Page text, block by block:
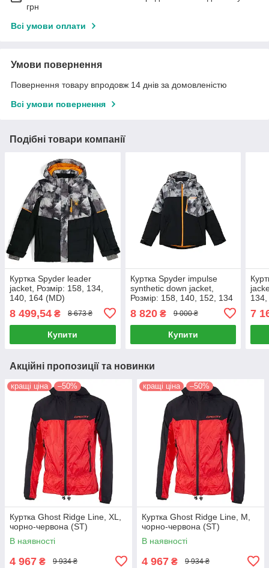
грн
Всі умови оплати
Умови повернення
Повернення товару впродовж 14 днів за домовленістю
Всі умови повернення
Подібні товари компанії
Куртка Spyder leader
jacket, Розмір: 158, 134,
140, 164 (MD)
8 499,54 ₴ 8 673 ₴
Купити
Куртка Spyder impulse
synthetic down jacket,
Розмір: 158, 140, 152, 134
8 820₴ 9 000 ₴
Купити
7
Акційні пропозиції та новинки
кращі ціна –50%
Куртка Ghost Ridge Line, XL,
чорно-червона (ST)
В наявності
4 967 ₴ 9 934 ₴
кращі ціна –50%
Куртка Ghost Ridge Line, М,
чорно-червона (ST)
В наявності
4 967 ₴ 9 934 ₴